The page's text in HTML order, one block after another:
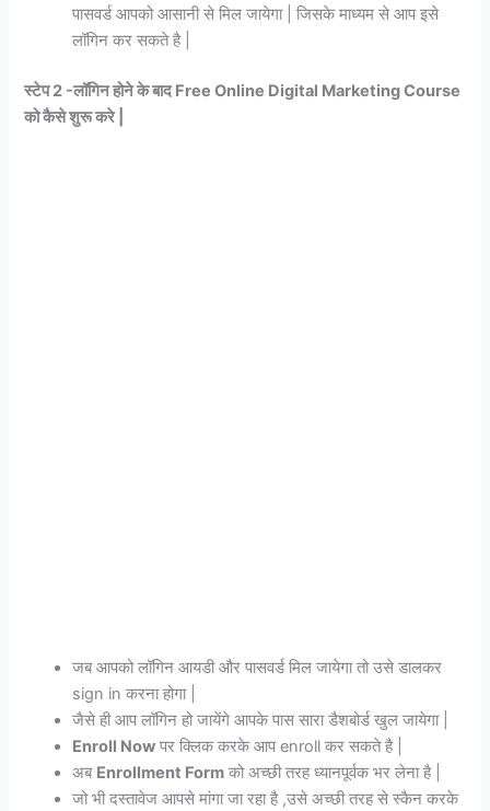
पासवर्ड आपको आसानी से मिल जायेगा | जिसके माध्यम से आप इसे
लॉगिन कर सकते है |
स्टेप 2 -लॉगिन होने के बाद Free Online Digital Marketing Course
को कैसे शुरू करे |
जब आपको लॉगिन आयडी और पासवर्ड मिल जायेगा तो उसे डालकर
sign in करना होगा |
जैसे ही आप लॉगिन हो जायेंगे आपके पास सारा डैशबोर्ड खुल जायेगा |
Enroll Now पर क्लिक करके आप enroll कर सकते है |
अब Enrollment Form को अच्छी तरह ध्यानपूर्वक भर लेना है |
जो भी दस्तावेज आपसे मांगा जा रहा है ,उसे अच्छी तरह से स्कैन करके